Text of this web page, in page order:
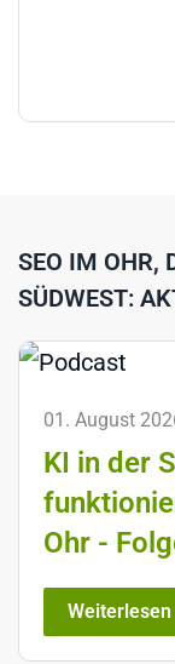
SEO IM OHR,
SÜDWEST:
01. August
KI in der
Ohr -
Weiterlesen